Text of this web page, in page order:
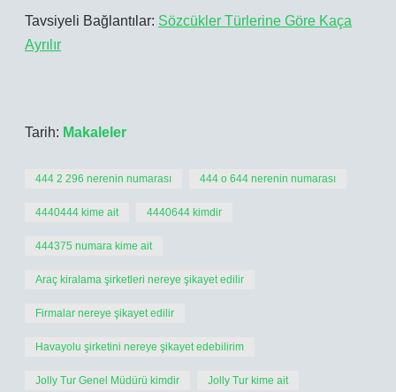
Tavsiyeli Bağlantılar: Sözcükler Türlerine Göre Kaça
Ayrılır
Tarih: Makaleler
444 2 296 nerenin numarası 444 o 644 nerenin numarası
4440444 kime ait 4440644 kimdir
444375 numara kime ait
Araç kiralama şirketleri nereye şikayet edilir
Firmalar nereye şikayet edilir
Havayolu şirketini nereye şikayet edebilirim
Jolly Tur Genel Müdürü kimdir Jolly Tur kime ait